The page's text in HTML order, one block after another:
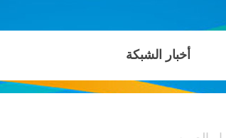
أخبار الشبكة